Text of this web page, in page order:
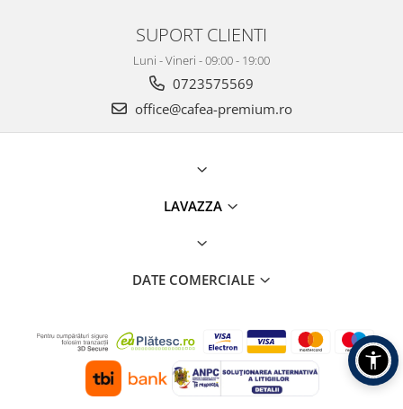
SUPORT CLIENTI
Luni - Vineri - 09:00 - 19:00
0723575569
office@cafea-premium.ro
LAVAZZA
DATE COMERCIALE